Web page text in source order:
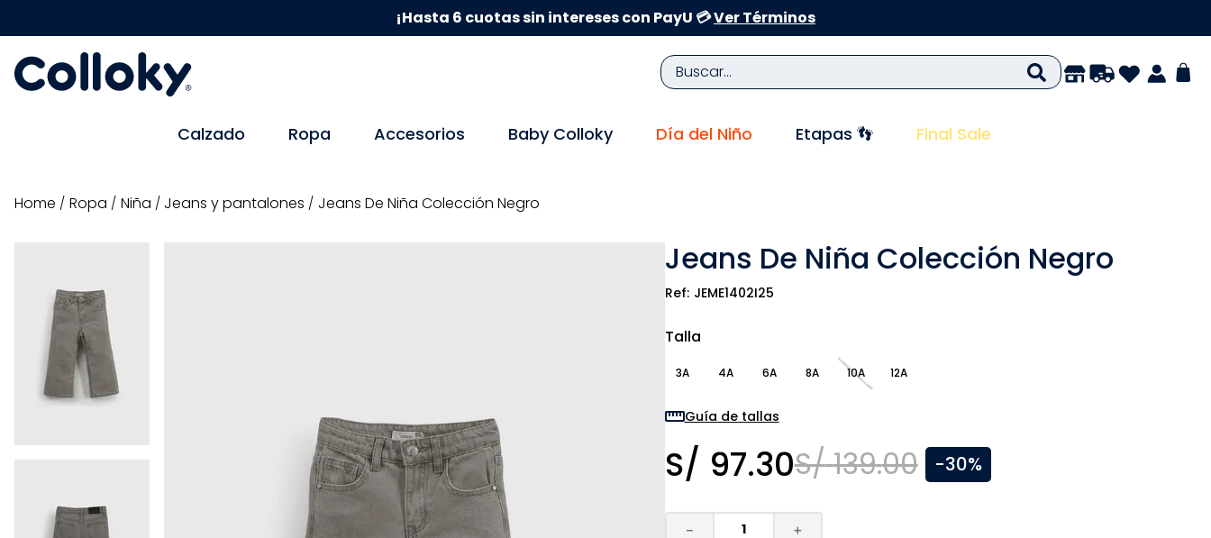
¡Hasta 6 cuotas sin intereses con PayU 💳Ver Términos
Buscar...
Calzado Ropa Accesorios Baby Colloky Día del Niño Etapas 👣 Final Sale
ropa niña jeans y pantalones Jeans De Niña Colección Negro
Jeans De Niña Colección Negro
JEME1402I25
Talla
3A 4A 6A 8A 10A 12A
Guía de tallas
S/ 97.30S/ 139.00 -30%
＋
－
TÉRMINOS MÁS BUSCADOS
10.